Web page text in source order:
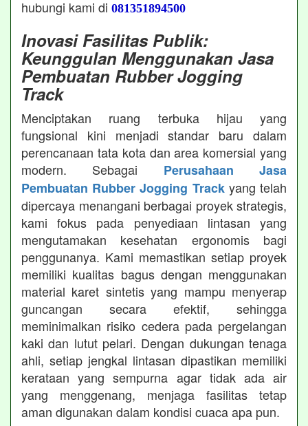
hubungi kami di 081351894500
Inovasi Fasilitas Publik:
Keunggulan Menggunakan Jasa
Pembuatan Rubber Jogging
Track
Menciptakan ruang terbuka hijau yang
fungsional kini menjadi standar baru dalam
perencanaan tata kota dan area komersial yang
modern. Sebagai Perusahaan Jasa
Pembuatan Rubber Jogging Trackyang telah
dipercaya menangani berbagai proyek strategis,
kami fokus pada penyediaan lintasan yang
mengutamakan kesehatan ergonomis bagi
penggunanya. Kami memastikan setiap proyek
memiliki kualitas bagus dengan menggunakan
material karet sintetis yang mampu menyerap
guncangan secara efektif, sehingga
meminimalkan risiko cedera pada pergelangan
kaki dan lutut pelari. Dengan dukungan tenaga
ahli, setiap jengkal lintasan dipastikan memiliki
kerataan yang sempurna agar tidak ada air
yang menggenang, menjaga fasilitas tetap
aman digunakan dalam kondisi cuaca apa pun.